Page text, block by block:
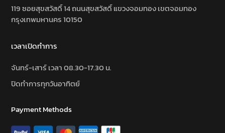
119 ซอยสุขสวัสดิ์ 14 ถนนสุขสวัสดิ์ แขวงจอมทอง เขตจอมทอง
กรุงเทพมหานคร 10150
เวลาเปิดทำการ
จันทร์-เสาร์ เวลา 08.30-17.30 น.
ปิดทำการทุกวันอาทิตย์
Payment Methods